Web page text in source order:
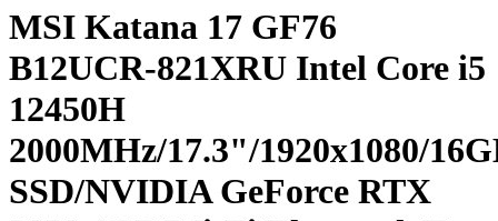
MSI Katana 17 GF76
B12UCR-821XRU Intel Core i5
12450H
2000MHz/17.3"/1920x1080/
SSD/NVIDIA GeForce RTX